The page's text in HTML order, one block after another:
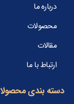
درباره ما
محصولات
مقالات
ارتباط با ما
دسته بندی